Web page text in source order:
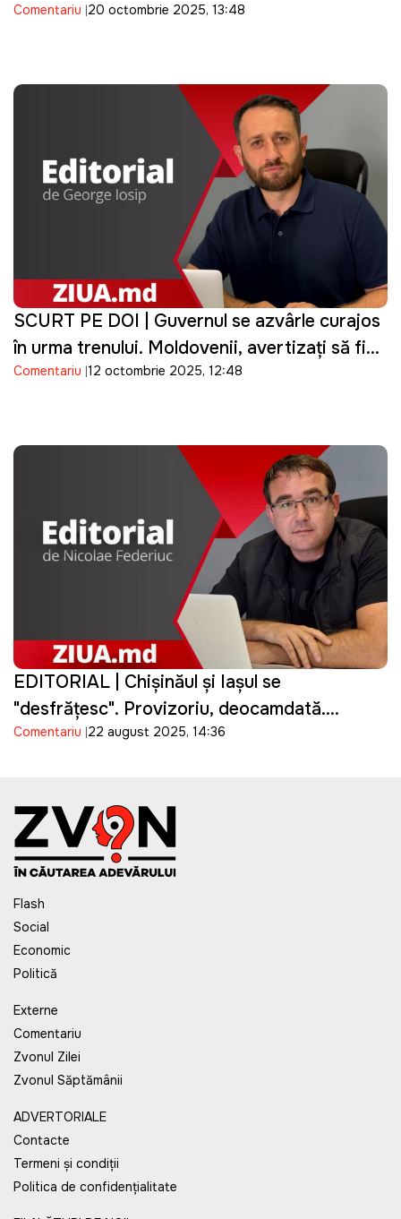
Comentariu 20 octombrie 2025, 13:48
SCURT PE DOI | Guvernul se azvârle curajos
în urma trenului. Moldovenii, avertizați să fie
atenți la o fraudă care s-a produs deja
Comentariu 12 octombrie 2025, 12:48
EDITORIAL | Chișinăul și Iașul se
"desfrățesc". Provizoriu, deocamdată.
Domnule primar Chirica, Dmitri Kozak vă
Comentariu 22 august 2025, 14:36
Flash
Social
Economic
Politică
Externe
Comentariu
Zvonul Zilei
Zvonul Săptămânii
ADVERTORIALE
Contacte
Termeni și condiții
Politica de confidențialitate